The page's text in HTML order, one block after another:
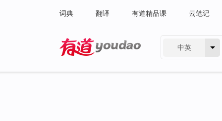
词典 翻译 有道精品课 云笔记
中英